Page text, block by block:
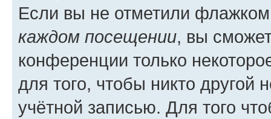
Если вы не отметили
каждом посещении, вы
конференции только
для того, чтобы никто другой
учётной записью. Для того